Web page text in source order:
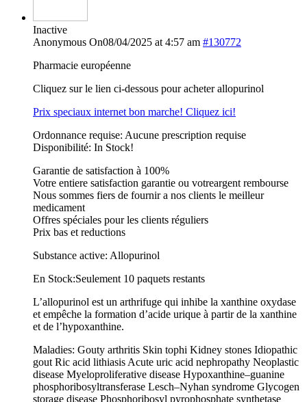
Inactive
Anonymous On08/04/2025 at 4:57 am #130772
Pharmacie européenne
Cliquez sur le lien ci-dessous pour acheter allopurinol
Prix speciaux internet bon marche! Cliquez ici!
Ordonnance requise: Aucune prescription requise
Disponibilité: In Stock!
Garantie de satisfaction à 100%
Votre entiere satisfaction garantie ou votreargent rembourse
Nous sommes fiers de fournir a nos clients le meilleur
medicament
Offres spéciales pour les clients réguliers
Prix bas et reductions
Substance active: Allopurinol
En Stock:Seulement 10 paquets restants
L’allopurinol est un arthrifuge qui inhibe la xanthine oxydase
et empêche la formation d’acide urique à partir de la xanthine
et de l’hypoxanthine.
Maladies: Gouty arthritis Skin tophi Kidney stones Idiopathic
gout Ric acid lithiasis Acute uric acid nephropathy Neoplastic
disease Myeloproliferative disease Hypoxanthine–guanine
phosphoribosyltransferase Lesch–Nyhan syndrome Glycogen
storage disease Phosphoribosyl pyrophosphate synthetase